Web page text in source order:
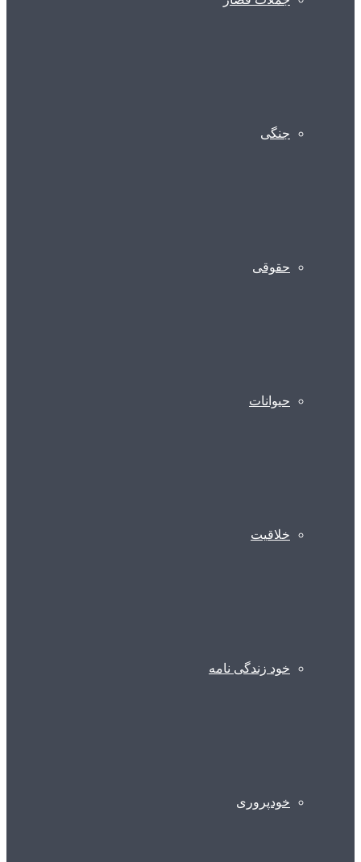
جنگی
حقوقی
حیوانات
خلاقیت
خود زندگی نامه
خودپروری